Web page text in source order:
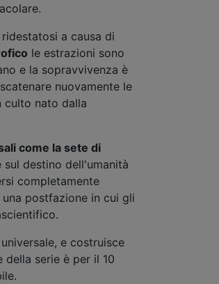
ridestatosi a causa di
le estrazioni sono
e la sopravvivenza è
nuovamente le
culto nato dalla
come la sete di
destino dell'umanità
completamente
postfazione in cui gli
e costruisce
serie è per il 10